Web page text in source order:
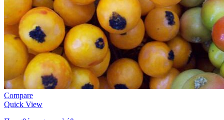
Compare
Quick View